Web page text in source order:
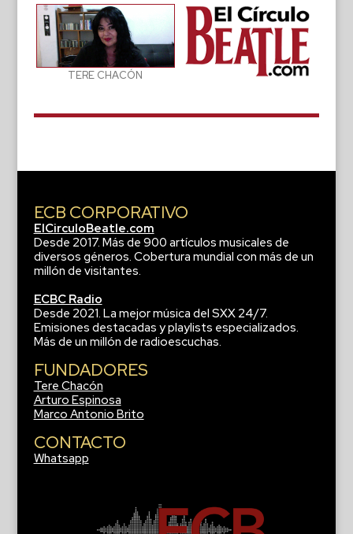
TERE CHACÓN
ECB CORPORATIVO
ElCirculoBeatle.com
Desde 2017. Más de 900 artículos musicales de
diversos géneros. Cobertura mundial con más de un
millón de visitantes.
ECBC Radio
Desde 2021. La mejor música del SXX 24/7.
Emisiones destacadas y playlists especializados.
Más de un millón de radioescuchas.
FUNDADORES
Tere Chacón
Arturo Espinosa
Marco Antonio Brito
CONTACTO
Whatsapp